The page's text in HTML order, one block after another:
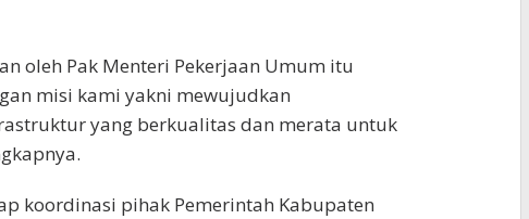
oleh Pak Menteri Pekerjaan Umum itu
misi kami yakni mewujudkan
yang berkualitas dan merata untuk
koordinasi pihak Pemerintah Kabupaten